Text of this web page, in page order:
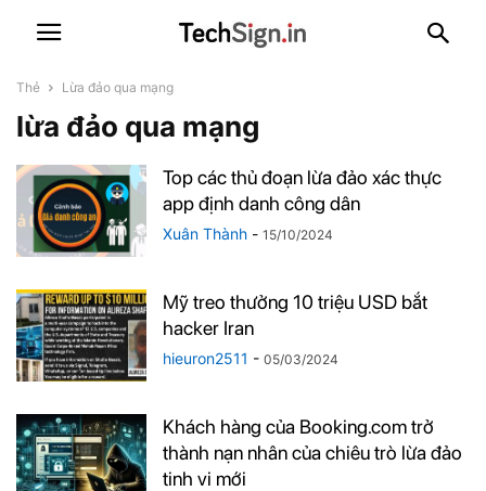
Thẻ Lừa đảo qua mạng
lừa đảo qua mạng
Top các thủ đoạn lừa đảo xác thực
app định danh công dân
Xuân Thành - 15/10/2024
Mỹ treo thưởng 10 triệu USD bắt
hacker Iran
hieuron2511 - 05/03/2024
Khách hàng của Booking.com trở
thành nạn nhân của chiêu trò lừa đảo
tinh vi mới